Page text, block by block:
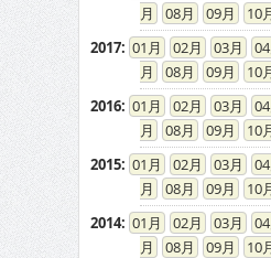
08
09 10
2017: 01 02 03 04
08
09 10
2016: 01 02 03 04
08
09 10
2015: 01 02 03 04
08
09 10
2014: 01 02 03 04
08
09 10